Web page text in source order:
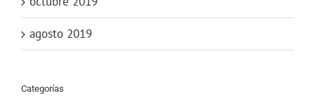
agosto 2019
Categorías